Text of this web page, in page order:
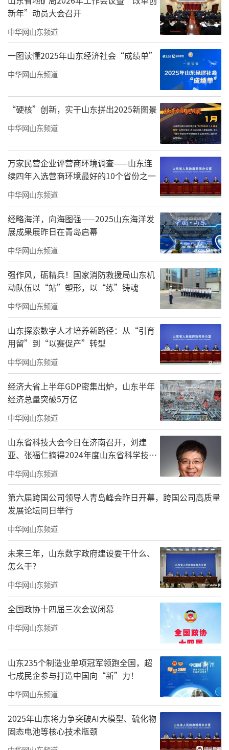
后来出版社约我创作《铁人王进喜》连环
画，一切机缘水到渠成。我带领学生开设了一
堂特殊的戏剧表演课，我始终认为，连环画创
作者不仅要在纸上塑造人物，更要走进角色、
沉浸式体验状态，这与斯坦尼斯拉夫斯基的表
演体系内在相通。学生们穿上当年的石油旧服
装，竟从衣物中翻出沾满油污的旧手套与依然
能打着火的旧打火机，看着浸透油渍的旧手
套，仿佛瞬间嗅到荒原石油的气息，心绪被拉
回大庆旷野与井架之间，铁人形象也在这一刻
变得真切可感。
我们这一代人，在铁人精神的熏陶下长
大，脑海中始终回荡着电影《创业》主题
歌：“青天一顶星星亮，荒原一片篝火红，石
油工人心向党，乐在天涯战恶风。”正是在这
样的情怀里，我走进铁人题材创作。本以为对
铁人故事烂熟于心，落笔能得心应手，可真正
创作才发觉，将尘封老照片转化为有温度、有
精神、有力量的艺术作品，远比想象艰难。历
史遥远并不可怕，真正难以把握的，是现实视
角带来的认知模糊，容易遮蔽历史本真与精神
新年”动员大会召开
中华网山东频道
一图读懂2025年山东经济社会“成绩单”
中华网山东频道
“硬核”创新，实干山东拼出2025新图景
中华网山东频道
万家民营企业评营商环境调查——山东连
续四年入选营商环境最好的10个省份之一
中华网山东频道
经略海洋，向海图强——2025山东海洋发
展成果展昨日在青岛启幕
中华网山东频道
强作风，砺精兵！国家消防救援局山东机
动队伍以“站”塑形，以“练”铸魂
中华网山东频道
山东探索数字人才培养新路径：从“引育
用留”到“以赛促产”转型
中华网山东频道
经济大省上半年GDP密集出炉，山东半年
经济总量突破5万亿
中华网山东频道
山东省科技大会今日在济南召开，刘建
亚、张福仁摘得2024年度山东省科学技术
奖最高奖！
中华网山东频道
第六届跨国公司领导人青岛峰会昨日开幕，跨国公司高质量
发展论坛同日举行
中华网山东频道
未来三年，山东数字政府建设要干什么、
怎么干？
中华网山东频道
全国政协十四届三次会议闭幕
中华网山东频道
山东235个制造业单项冠军领跑全国，超
七成民企参与打造中国向“新”力！
中华网山东频道
2025年山东将力争突破AI大模型、硫化物
固态电池等核心技术瓶颈